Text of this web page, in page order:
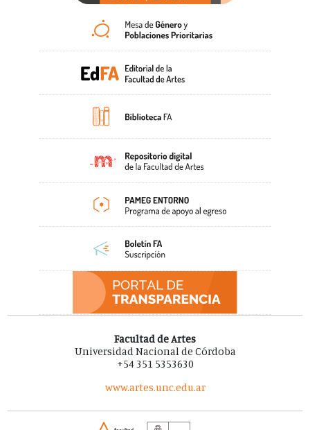
Facultad de Artes
Universidad Nacional de Córdoba
+54 351 5353630
www.artes.unc.edu.ar